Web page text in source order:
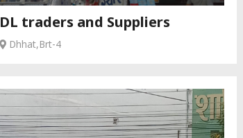
DL traders and Suppliers
Dhhat,Brt-4